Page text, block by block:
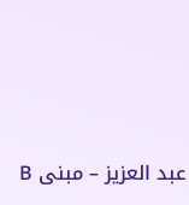
الرياض – حي السليمانية – طريق الملك عبد العزيز – مبنى B